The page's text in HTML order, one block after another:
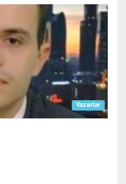
Yazarlar